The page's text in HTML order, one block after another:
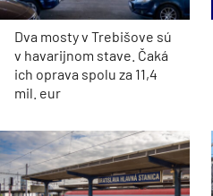
Dva mosty v Trebišove sú
v havarijnom stave. Čaká
ich oprava spolu za 11,4
mil. eur